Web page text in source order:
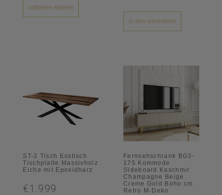
optionen wählen
in den warenkorb
ST-2 Tisch Esstisch
Tischplatte Massivholz
Eiche mit Epoxidharz
€1.999
Fernsehschrank BG3-
175 Kommode
Sideboard Kaschmir
Champagne Beige
Creme Gold Boho cm
Retro M-Deko